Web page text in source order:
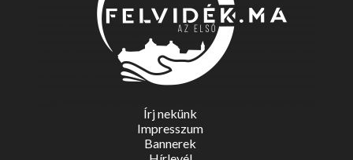
Írj nekünk
Impresszum
Bannerek